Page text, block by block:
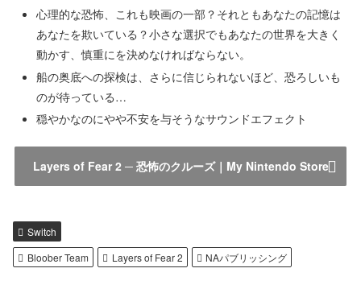
心理的な恐怖、これも映画の一部？それともあなたの記憶は
あなたを欺いている？小さな選択でもあなたの世界を大きく
動かす、慎重にを決めなければならない。
船の奥底への探検は、さらに信じられないほど、恐ろしいも
のが待っている…
穏やかなのにやや不安を与そうなサウンドエフェクト
Layers of Fear 2 ─ 恐怖のクルーズ｜My Nintendo Store
Switch
Bloober Team
Layers of Fear 2 NAパブリッシング